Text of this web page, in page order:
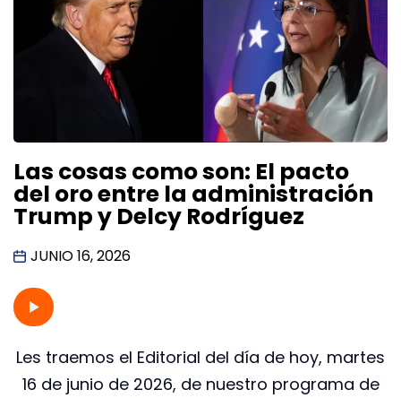
Las cosas como son: El pacto
del oro entre la administración
Trump y Delcy Rodríguez
JUNIO 16, 2026
Les traemos el Editorial del día de hoy, martes
16 de junio de 2026, de nuestro programa de